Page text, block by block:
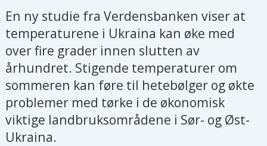
En ny studie fra Verdensbanken viser at
temperaturene i Ukraina kan øke med
over fire grader innen slutten av
århundret. Stigende temperaturer om
sommeren kan føre til hetebølger og økte
problemer med tørke i de økonomisk
viktige landbruksområdene i Sør- og Øst-
Ukraina.